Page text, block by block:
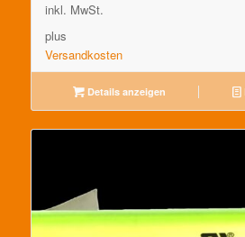
inkl. MwSt.
plus
Versandkosten
Details anzeigen